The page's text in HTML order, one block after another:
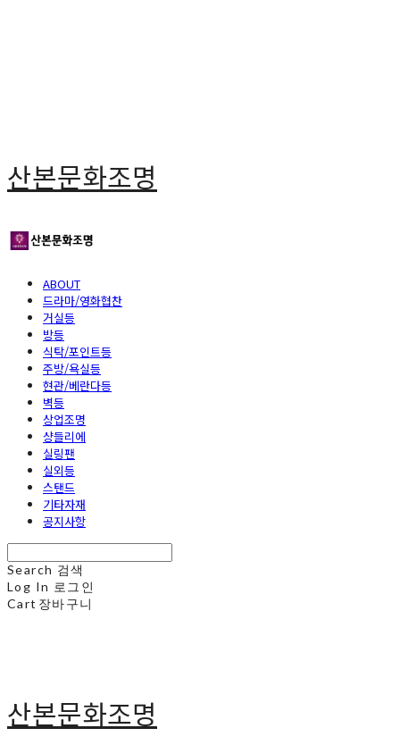
산본문화조명
ABOUT
드라마/영화협찬
거실등
방등
식탁/포인트등
주방/욕실등
현관/베란다등
벽등
상업조명
샹들리에
실링팬
실외등
스탠드
기타자재
공지사항
Search 검색
Log In 로그인
Cart 장바구니
산본문화조명